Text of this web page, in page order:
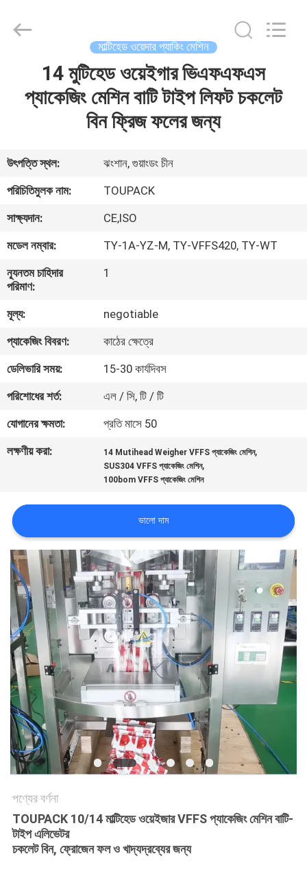
আমাদের
সম্পর্কে
ফ্যাক্টরি
ট্যুর
নিয়ন্ত্রণ
আমাদের
সাথে
যোগাযোগ
করুন
মামলা
একটি
উদ্ধৃতি
অনুরোধ
করুন
SITEMAP
গোপনীয়তা
নীতি
মাল্টিহেড ওয়েদার প্যাকিং মেশিন
14 মুটিহেড ওয়েইগার ভিএফএফএস
প্যাকেজিং মেশিন বাটি টাইপ লিফট চকলেট
বিন ফ্রিজ ফলের জন্য
উৎপত্তি স্থল:
ঝংশান, গুয়াংডং চীন
পরিচিতিমুলক নাম:
TOUPACK
সাক্ষ্যদান:
CE,ISO
মডেল নম্বার:
TY-1A-YZ-M, TY-VFFS420, TY-WT
ন্যূনতম চাহিদার
পরিমাণ:
1
মূল্য:
negotiable
প্যাকেজিং বিবরণ:
কাঠের ক্ষেত্রে
ডেলিভারি সময়:
15-30 কার্যদিবস
পরিশোধের শর্ত:
এল / সি, টি / টি
যোগানের ক্ষমতা:
প্রতি মাসে 50
লক্ষণীয় করা:
14 Mutihead Weigher VFFS প্যাকেজিং মেশিন,
SUS304 VFFS প্যাকেজিং মেশিন,
100bom VFFS প্যাকেজিং মেশিন
ভালো দাম
পণ্যের বর্ণনা
TOUPACK 10/14 মাল্টিহেড ওয়েইজার VFFS প্যাকেজিং মেশিন বাটি-
টাইপ এলিভেটর
চকলেট বিন, ফ্রোজেন ফল ও খাদ্যদ্রব্যের জন্য